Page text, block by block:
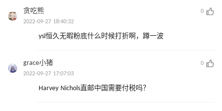
贪吃熊
0
2022-09-27 18:40:32
ysl恒久无暇粉底什么时候打折啊，蹲一波
grace小猪
0
2022-09-27 17:07:03
Harvey Nichols直邮中国需要付税吗？